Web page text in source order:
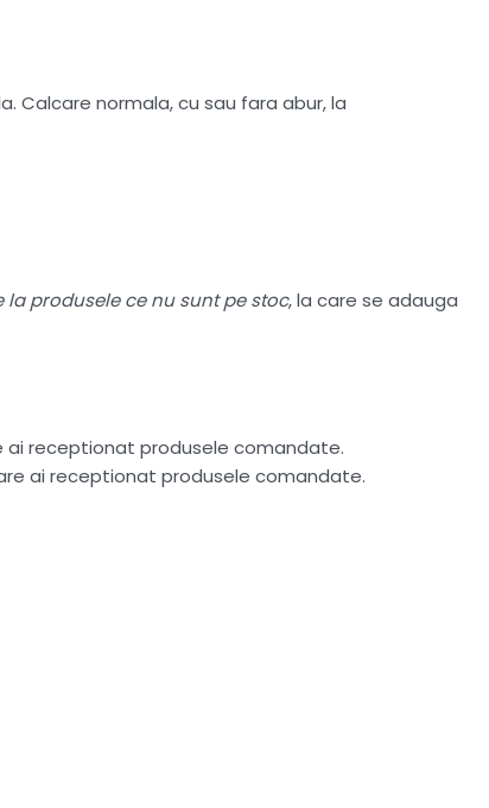
Calcare normala, cu sau fara abur, la
produsele ce nu sunt pe stoc, la care se adauga
ai receptionat produsele comandate.
ai receptionat produsele comandate.